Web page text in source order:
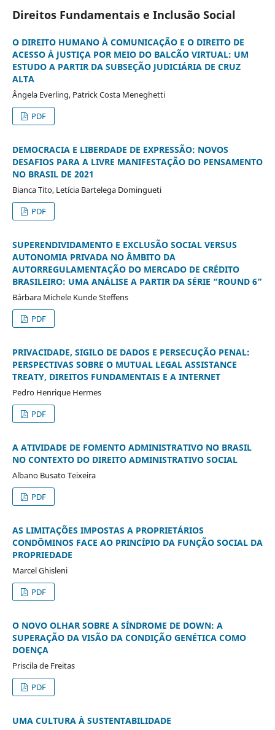
Direitos Fundamentais e Inclusão Social
O DIREITO HUMANO À COMUNICAÇÃO E O DIREITO DE
ACESSO À JUSTIÇA POR MEIO DO BALCÃO VIRTUAL: UM
ESTUDO A PARTIR DA SUBSEÇÃO JUDICIÁRIA DE CRUZ
ALTA
Ângela Everling, Patrick Costa Meneghetti
PDF
DEMOCRACIA E LIBERDADE DE EXPRESSÃO: NOVOS
DESAFIOS PARA A LIVRE MANIFESTAÇÃO DO PENSAMENTO
NO BRASIL DE 2021
Bianca Tito, Letícia Bartelega Domingueti
PDF
SUPERENDIVIDAMENTO E EXCLUSÃO SOCIAL VERSUS
AUTONOMIA PRIVADA NO ÂMBITO DA
AUTORREGULAMENTAÇÃO DO MERCADO DE CRÉDITO
BRASILEIRO: UMA ANÁLISE A PARTIR DA SÉRIE “ROUND 6”
Bárbara Michele Kunde Steffens
PDF
PRIVACIDADE, SIGILO DE DADOS E PERSECUÇÃO PENAL:
PERSPECTIVAS SOBRE O MUTUAL LEGAL ASSISTANCE
TREATY, DIREITOS FUNDAMENTAIS E A INTERNET
Pedro Henrique Hermes
PDF
A ATIVIDADE DE FOMENTO ADMINISTRATIVO NO BRASIL
NO CONTEXTO DO DIREITO ADMINISTRATIVO SOCIAL
Albano Busato Teixeira
PDF
AS LIMITAÇÕES IMPOSTAS A PROPRIETÁRIOS
CONDÔMINOS FACE AO PRINCÍPIO DA FUNÇÃO SOCIAL DA
PROPRIEDADE
Marcel Ghisleni
PDF
O NOVO OLHAR SOBRE A SÍNDROME DE DOWN: A
SUPERAÇÃO DA VISÃO DA CONDIÇÃO GENÉTICA COMO
DOENÇA
Priscila de Freitas
PDF
UMA CULTURA À SUSTENTABILIDADE